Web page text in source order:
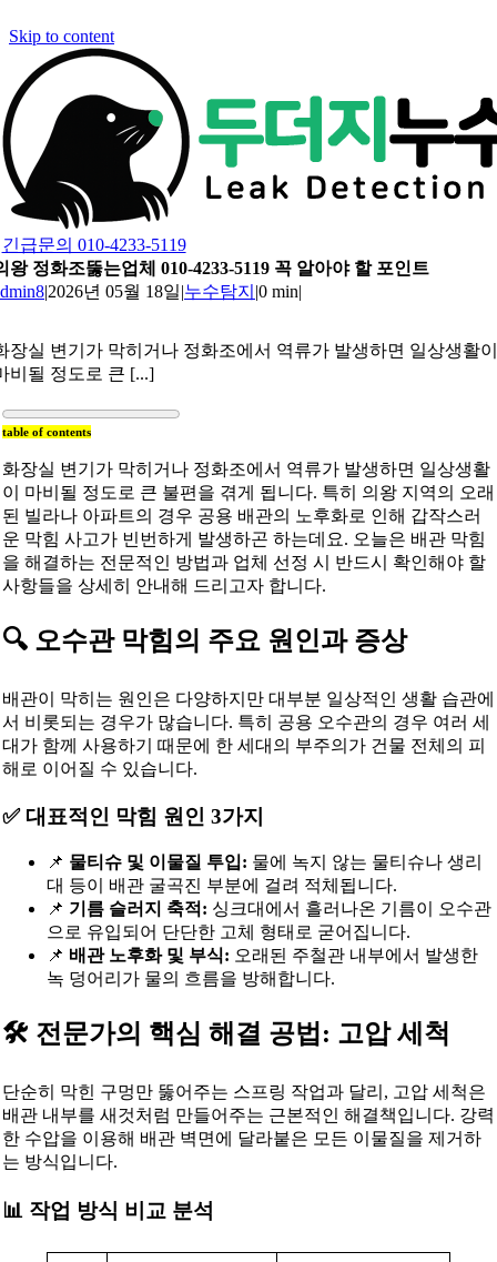
Skip to content
긴급문의 010-4233-5119
왕 정화조뚫는업체 010-4233-5119 꼭 알아야 할 포인트
|2026년 05월 18일|누수탐지 |0 min|
장실 변기가 막히거나 정화조에서 역류가 발생하면 일상생활이
비될 정도로 큰 [...]
table of contents
화장실 변기가 막히거나 정화조에서 역류가 발생하면 일상생활
이 마비될 정도로 큰 불편을 겪게 됩니다. 특히 의왕 지역의 오래
된 빌라나 아파트의 경우 공용 배관의 노후화로 인해 갑작스러
운 막힘 사고가 빈번하게 발생하곤 하는데요. 오늘은 배관 막힘
을 해결하는 전문적인 방법과 업체 선정 시 반드시 확인해야 할
사항들을 상세히 안내해 드리고자 합니다.
🔍 오수관 막힘의 주요 원인과 증상
배관이 막히는 원인은 다양하지만 대부분 일상적인 생활 습관에
서 비롯되는 경우가 많습니다. 특히 공용 오수관의 경우 여러 세
대가 함께 사용하기 때문에 한 세대의 부주의가 건물 전체의 피
해로 이어질 수 있습니다.
✅ 대표적인 막힘 원인 3가지
📌 물티슈 및 이물질 투입: 물에 녹지 않는 물티슈나 생리
대 등이 배관 굴곡진 부분에 걸려 적체됩니다.
📌 기름 슬러지 축적: 싱크대에서 흘러나온 기름이 오수관
으로 유입되어 단단한 고체 형태로 굳어집니다.
📌 배관 노후화 및 부식: 오래된 주철관 내부에서 발생한
녹 덩어리가 물의 흐름을 방해합니다.
🛠️ 전문가의 핵심 해결 공법: 고압 세척
단순히 막힌 구멍만 뚫어주는 스프링 작업과 달리, 고압 세척은
배관 내부를 새것처럼 만들어주는 근본적인 해결책입니다. 강력
한 수압을 이용해 배관 벽면에 달라붙은 모든 이물질을 제거하
는 방식입니다.
📊 작업 방식 비교 분석